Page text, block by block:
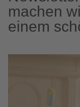
machen
einem